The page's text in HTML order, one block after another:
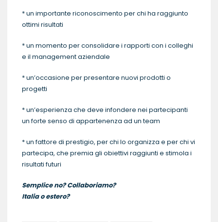
* un importante riconoscimento per chi ha raggiunto
ottimi risultati
* un momento per consolidare i rapporti con i colleghi
e il management aziendale
* un’occasione per presentare nuovi prodotti o
progetti
* un’esperienza che deve infondere nei partecipanti
un forte senso di appartenenza ad un team
* un fattore di prestigio, per chi lo organizza e per chi vi
partecipa, che premia gli obiettivi raggiunti e stimola i
risultati futuri
Semplice no? Collaboriamo?
Italia o estero?